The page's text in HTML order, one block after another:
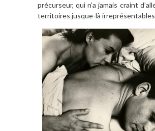
précurseur, qui n’a jamais craint
territoires jusque-là